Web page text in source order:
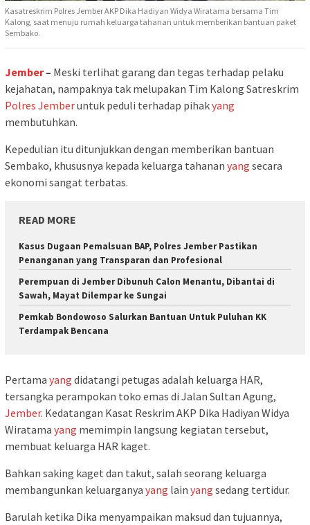
Kasatreskrim Polres Jember AKP Dika Hadiyan Widya Wiratama bersama Tim
Kalong, saat menuju rumah keluarga tahanan untuk memberikan bantuan paket
Sembako.
Jember– Meski terlihat garang dan tegas terhadap pelaku
kejahatan, nampaknya tak melupakan Tim Kalong Satreskrim
Polres Jemberuntuk peduli terhadap pihakyang
membutuhkan.
Kepedulian itu ditunjukkan dengan memberikan bantuan
Sembako, khususnya kepada keluarga tahanan yang secara
ekonomi sangat terbatas.
READ MORE
Kasus Dugaan Pemalsuan BAP, Polres Jember Pastikan
Penanganan yang Transparan dan Profesional
Perempuan di Jember Dibunuh Calon Menantu, Dibantai di
Sawah, Mayat Dilempar ke Sungai
Pemkab Bondowoso Salurkan Bantuan Untuk Puluhan KK
Terdampak Bencana
Pertama yang didatangi petugas adalah keluarga HAR,
tersangka perampokan toko emas di Jalan Sultan Agung,
Jember. Kedatangan Kasat Reskrim AKP Dika Hadiyan Widya
Wiratama yang memimpin langsung kegiatan tersebut,
membuat keluarga HAR kaget.
Bahkan saking kaget dan takut, salah seorang keluarga
membangunkan keluarganya yang lain yang sedang tertidur.
Barulah ketika Dika menyampaikan maksud dan tujuannya,